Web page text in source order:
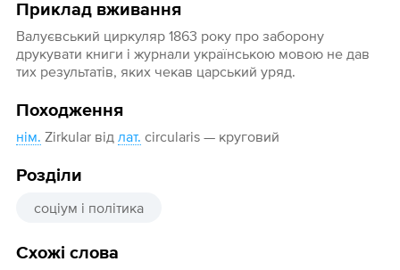
Приклад вживання
Валуєвський циркуляр 1863 року про заборону
друкувати книги і журнали українською мовою не дав
тих результатів, яких чекав царський уряд.
Походження
нім. Zirkular від лат. circularis — круговий
Розділи
соціум і політика
Схожі слова